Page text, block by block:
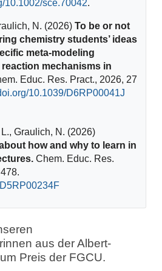
10.1002/sce.70042.
N. (2026)To be or not
chemistry students’ ideas
meta-modeling
mechanisms in
Educ. Res. Pract., 2026, 27
10.1039/D6RP00041J
Graulich, N. (2026)
how and why to learn in
Chem. Educ. Res.
aus der Albert-
Preis der FGCU.